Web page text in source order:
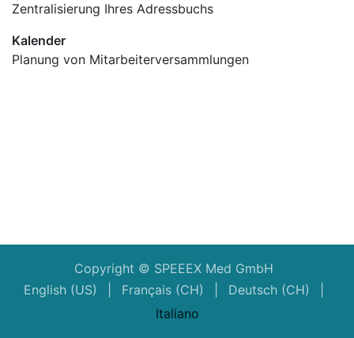
Zentralisierung Ihres Adressbuchs
Kalender
Planung von Mitarbeiterversammlungen
Copyright © SPEEEX Med GmbH
English (US)
Français (CH) Deutsch (CH)
Italiano